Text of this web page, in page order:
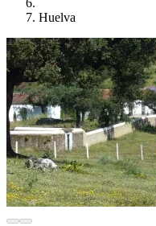
Huelva